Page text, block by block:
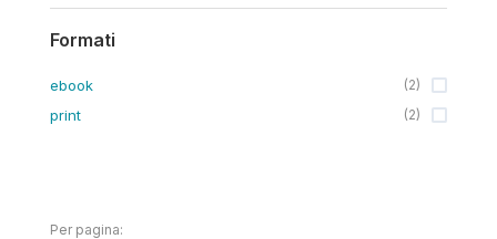
Formati
ebook (2)
print (2)
Per pagina: